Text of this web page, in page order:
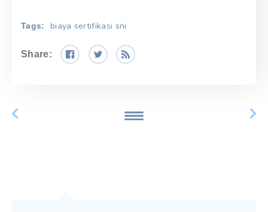
Tags: biaya sertifikasi sni
Share: